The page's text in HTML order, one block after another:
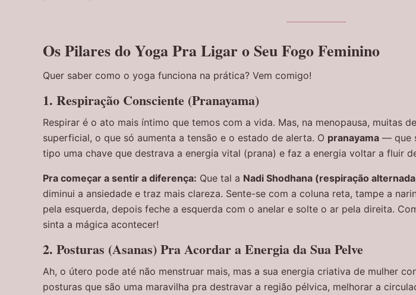
Os Pilares do Yoga Pra Ligar o Seu Fogo Feminino
Quer saber como o yoga funciona na prática? Vem comigo!
1. Respiração Consciente (Pranayama)
Respirar é o ato mais íntimo que temos com a vida. Mas, na menopausa, muitas
superficial, o que só aumenta a tensão e o estado de alerta. O pranayama — que
tipo uma chave que destrava a energia vital (prana) e faz a energia voltar a fluir
Pra começar a sentir a diferença: Que tal a Nadi Shodhana (respiração
diminui a ansiedade e traz mais clareza. Sente-se com a coluna reta, tampe a
pela esquerda, depois feche a esquerda com o anelar e solte o ar pela direita.
sinta a mágica acontecer!
2. Posturas (Asanas) Pra Acordar a Energia da Sua Pelve
Ah, o útero pode até não menstruar mais, mas a sua energia criativa de mulher
posturas que são uma maravilha pra destravar a região pélvica, melhorar a